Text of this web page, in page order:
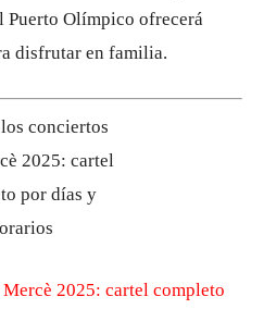
Puerto Olímpico ofrecerá
disfrutar en familia.
2025: cartel completo